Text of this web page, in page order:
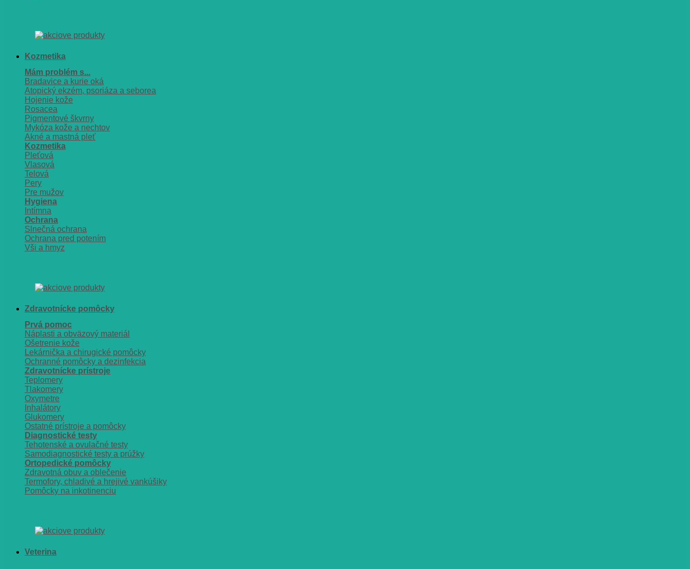
Kozmetika
Mám problém s...
Bradavice a kurie oká
Atopický ekzém, psoriáza a seborea
Hojenie kože
Rosacea
Pigmentové škvrny
Mykóza kože a nechtov
Akné a mastná pleť
Kozmetika
Pleťová
Vlasová
Telová
Pery
Pre mužov
Hygiena
Intímna
Ochrana
Slnečná ochrana
Ochrana pred potením
Vši a hmyz
Zdravotnícke pomôcky
Prvá pomoc
Náplasti a obväzový materiál
Ošetrenie kože
Lekárnička a chirugické pomôcky
Ochranné pomôcky a dezinfekcia
Zdravotnícke prístroje
Teplomery
Tlakomery
Oxymetre
Inhalátory
Glukomery
Ostatné prístroje a pomôcky
Diagnostické testy
Tehotenské a ovulačné testy
Samodiagnostické testy a prúžky
Ortopedické pomôcky
Zdravotná obuv a oblečenie
Termofory, chladivé a hrejivé vankúšiky
Pomôcky na inkotinenciu
Veterina